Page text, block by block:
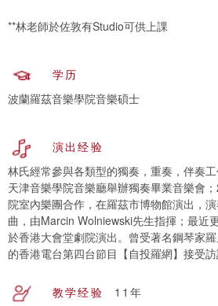
**林老師於佐敦有Studio可供上課
学历
波蘭羅茲音樂學院音樂碩士
演出经验
林氏經常參與各類型的獨奏，重奏，伴奏
天津音樂學院音樂廳舉辦獨奏畢業音樂會
院室內樂團合作，在羅茲市博物館演出，
曲，由Marcin Wolniewski先生指揮；最近
於香港大會堂劇院演出。曾受著名鋼琴家
的香港電台第四台節目【自投羅網】接受訪
教学经验
11年